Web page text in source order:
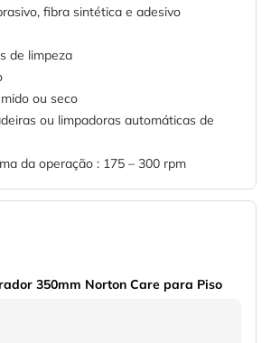
fibra sintética e adesivo
de limpeza
ou seco
ou limpadoras automáticas de
da operação : 175 – 300 rpm
350mm Norton Care para Piso